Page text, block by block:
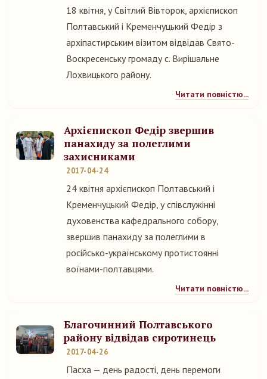
18 квітня, у Світлий Вівторок, архієпископ
Полтавський і Кременчуцький Федір з
архіпастирським візитом відвідав Свято-
Воскресенську громаду с. Вирішальне
Лохвицького району.
Читати повністю...
Архієпископ Федір звершив
панахиду за полеглими
захисниками
2017-04-24
24 квітня архієпископ Полтавський і
Кременчуцький Федір, у співслужінні
духовенства кафедрального собору,
звершив панахиду за полеглими в
російсько-українському протистоянні
воїнами-полтавцями.
Читати повністю...
Благочинний Полтавського
району відвідав сиротинець
2017-04-26
Пасха — день радості, день перемоги